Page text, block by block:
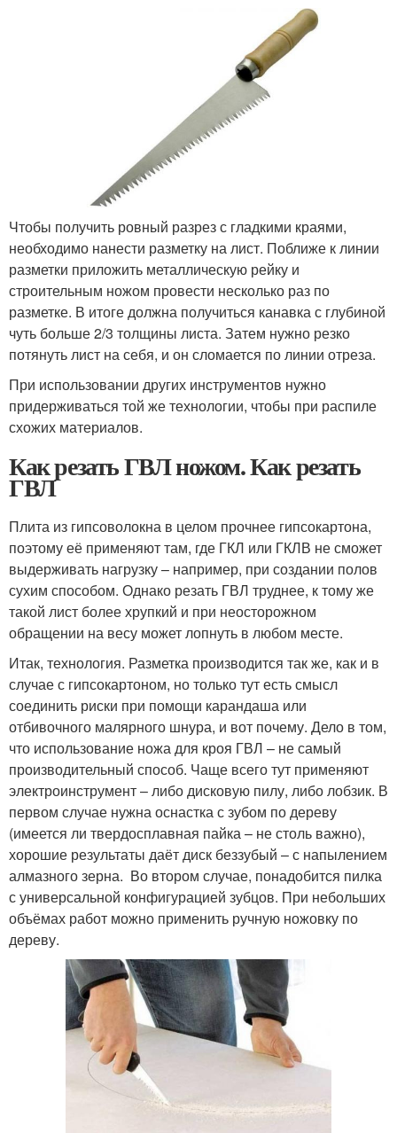
Чтобы получить ровный разрез с гладкими краями,
необходимо нанести разметку на лист. Поближе к линии
разметки приложить металлическую рейку и
строительным ножом провести несколько раз по
разметке. В итоге должна получиться канавка с глубиной
чуть больше 2/3 толщины листа. Затем нужно резко
потянуть лист на себя, и он сломается по линии отреза.
При использовании других инструментов нужно
придерживаться той же технологии, чтобы при распиле
схожих материалов.
Как резать ГВЛ ножом. Как резать
ГВЛ
Плита из гипсоволокна в целом прочнее гипсокартона,
поэтому её применяют там, где ГКЛ или ГКЛВ не сможет
выдерживать нагрузку – например, при создании полов
сухим способом. Однако резать ГВЛ труднее, к тому же
такой лист более хрупкий и при неосторожном
обращении на весу может лопнуть в любом месте.
Итак, технология. Разметка производится так же, как и в
случае с гипсокартоном, но только тут есть смысл
соединить риски при помощи карандаша или
отбивочного малярного шнура, и вот почему. Дело в том,
что использование ножа для кроя ГВЛ – не самый
производительный способ. Чаще всего тут применяют
электроинструмент – либо дисковую пилу, либо лобзик. В
первом случае нужна оснастка с зубом по дереву
(имеется ли твердосплавная пайка – не столь важно),
хорошие результаты даёт диск беззубый – с напылением
алмазного зерна. Во втором случае, понадобится пилка
с универсальной конфигурацией зубцов. При небольших
объёмах работ можно применить ручную ножовку по
дереву.